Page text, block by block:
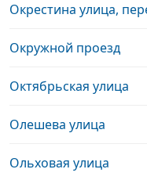
Окрестина улица,
Окружной проезд
Октябрьская улица
Олешева улица
Ольховая улица